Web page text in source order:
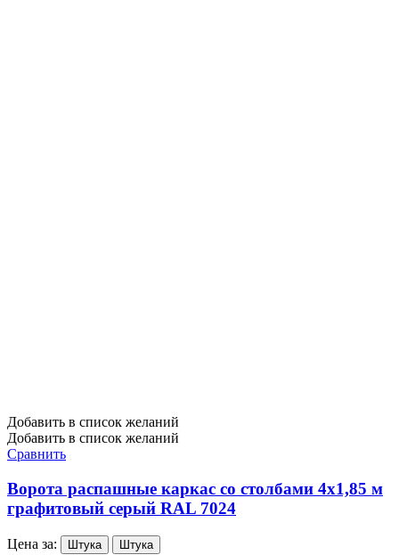
Добавить в список желаний
Добавить в список желаний
Сравнить
Ворота распашные каркас со столбами 4х1,85 м
графитовый серый RAL 7024
Цена за: Штука Штука